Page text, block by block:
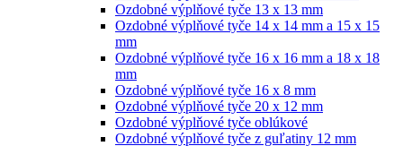
Ozdobné výplňové tyče 13 x 13 mm
Ozdobné výplňové tyče 14 x 14 mm a 15 x 15
mm
Ozdobné výplňové tyče 16 x 16 mm a 18 x 18
mm
Ozdobné výplňové tyče 16 x 8 mm
Ozdobné výplňové tyče 20 x 12 mm
Ozdobné výplňové tyče oblúkové
Ozdobné výplňové tyče z guľatiny 12 mm